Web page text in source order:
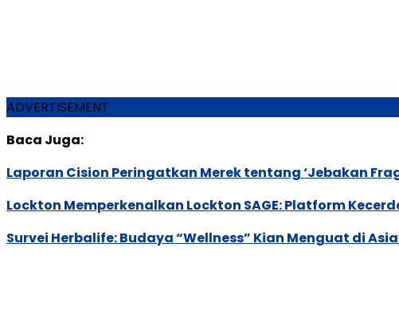
ADVERTISEMENT
Baca Juga:
Laporan Cision Peringatkan Merek tentang ‘Jebakan
Lockton Memperkenalkan Lockton SAGE: Platform
Survei Herbalife: Budaya “Wellness” Kian Menguat di